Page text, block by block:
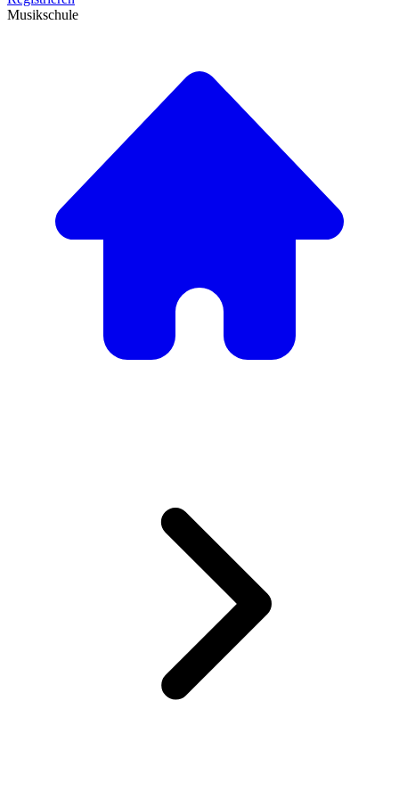
Musikschule